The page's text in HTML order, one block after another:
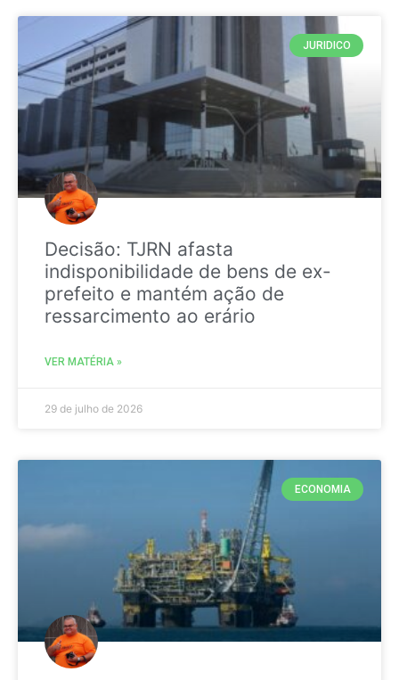
JURIDICO
Decisão: TJRN afasta
indisponibilidade de bens de ex-
prefeito e mantém ação de
ressarcimento ao erário
VER MATÉRIA »
29 de julho de 2026
ECONOMIA